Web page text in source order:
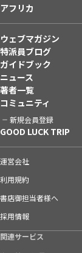
アフリカ
ウェブマガジン
特派員ブログ
ガイドブック
ニュース
著者一覧
コミュニティ
新規会員登録
GOOD LUCK TRIP
運営会社
利用規約
書店御担当者様へ
採用情報
関連サービス